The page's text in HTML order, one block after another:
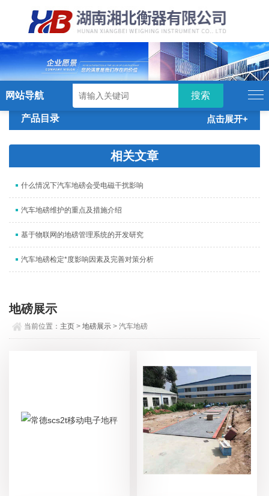
硬汉视频,硬汉视频app下载,硬汉视频ios
下载苹果版,硬汉视频app安卓破解版
网站导航
产品目录 点击展开+
相关文章
什么情况下汽车地磅会受电磁干扰影响
汽车地磅维护的重点及措施介绍
基于物联网的地磅管理系统的开发研究
汽车地磅检定*度影响因素及完善对策分析
地磅展示
当前位置： 主页 >地磅展示 > 汽车地磅